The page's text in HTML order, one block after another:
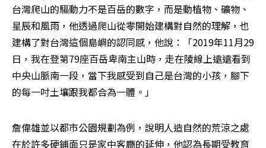
台灣爬山的驅動力不是百岳的數字，而是動植物、礦物、
星辰和風雨，他透過爬山從零開始建構對自然的理解，也
建構了對台灣這個島嶼的認同感，他說：「2019年11月29
日，我在登第79座百岳卑南主山時，走在陵線上遠遠看到
中央山脈南一段，當下我感受到自己是台灣的小孩，腳下
的每一吋土壤跟我都合為一體。」
詹偉雄並以都市公園規劃為例，說明人造自然的荒涼之處
在於許多硬鋪面只是家中客廳的延伸，他認為長期受教育